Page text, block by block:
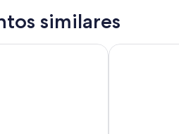
similares
Rey Fernando